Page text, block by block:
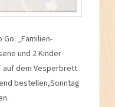
„Familien-
und 2 Kinder
auf dem Vesperbrett
bestellen,Sonntag